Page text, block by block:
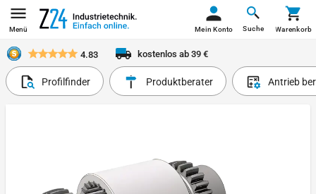
Menü Suche
Mein Konto Warenkorb
4.83 kostenlos ab 39 €
Profilfinder Produktberater Antrieb